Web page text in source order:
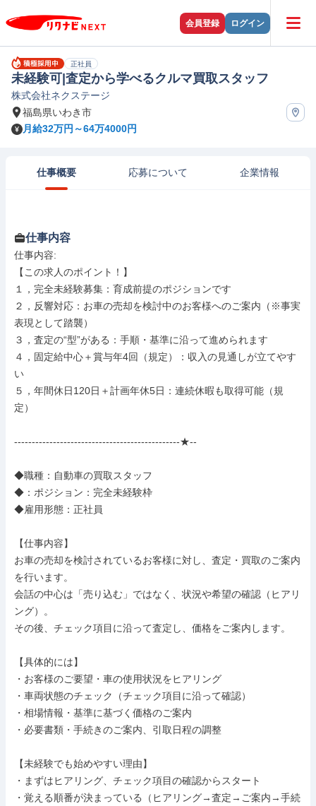
会員登録 ログイン
正社員
未経験可|査定から学べるクルマ買取スタッフ
株式会社ネクステージ
福島県いわき市
月給32万円～64万4000円
仕事概要 応募について 企業情報
仕事内容
仕事内容:
【この求人のポイント！】
１，完全未経験募集：育成前提のポジションです
２，反響対応：お車の売却を検討中のお客様へのご案内（※事実
表現として踏襲）
３，査定の“型”がある：手順・基準に沿って進められます
４，固定給中心＋賞与年4回（規定）：収入の見通しが立てやす
い
５，年間休日120日＋計画年休5日：連続休暇も取得可能（規
定）
-----------------------------------------------★--
◆職種：自動車の買取スタッフ
◆：ポジション：完全未経験枠
◆雇用形態：正社員
【仕事内容】
お車の売却を検討されているお客様に対し、査定・買取のご案内
を行います。
会話の中心は「売り込む」ではなく、状況や希望の確認（ヒアリ
ング）。
その後、チェック項目に沿って査定し、価格をご案内します。
【具体的には】
・お客様のご要望・車の使用状況をヒアリング
・車両状態のチェック（チェック項目に沿って確認）
・相場情報・基準に基づく価格のご案内
・必要書類・手続きのご案内、引取日程の調整
【未経験でも始めやすい理由】
・まずはヒアリング、チェック項目の確認からスタート
・覚える順番が決まっている（ヒアリング→査定→ご案内→手続